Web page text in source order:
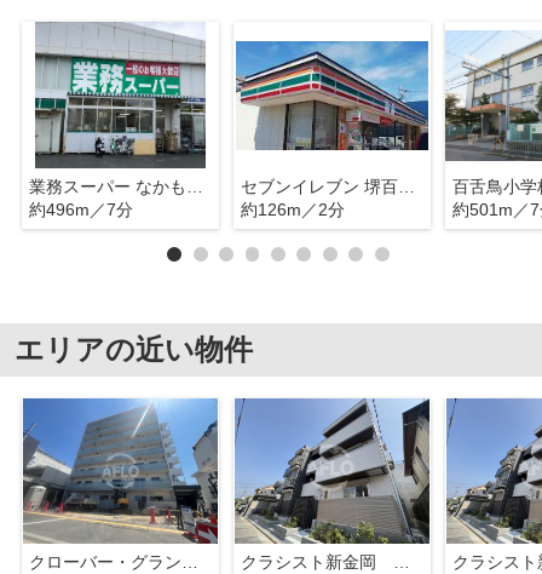
約496m／7分
セブンイレブン 堺百舌鳥梅町1丁店
約126m／2分
百舌鳥小学
約501m／
エリアの近い物件
クローバー・グランツ新金岡
クラシスト新金岡 大泉小学校区
クラシスト